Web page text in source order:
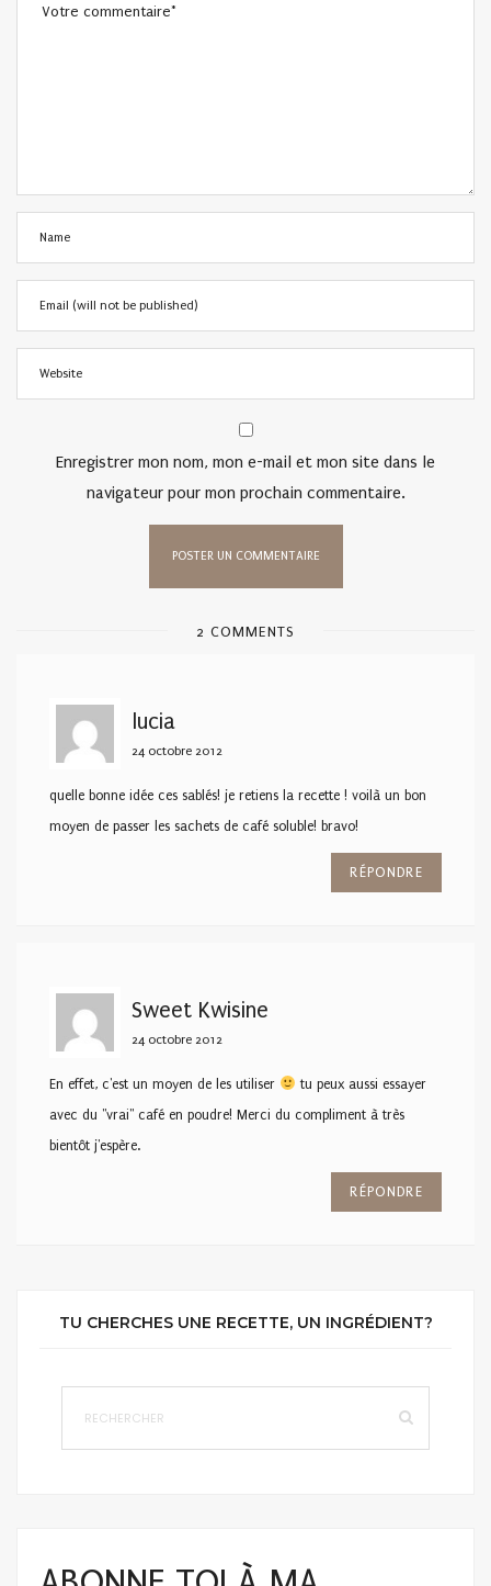
Enregistrer mon nom, mon e-mail et mon site dans le
navigateur pour mon prochain commentaire.
2 COMMENTS
lucia
24 octobre 2012
quelle bonne idée ces sablés! je retiens la recette ! voilà un bon
moyen de passer les sachets de café soluble! bravo!
RÉPONDRE
Sweet Kwisine
24 octobre 2012
En effet, c'est un moyen de les utiliser
tu peux aussi essayer
avec du "vrai" café en poudre! Merci du compliment à très
bientôt j'espère.
RÉPONDRE
TU CHERCHES UNE RECETTE, UN INGRÉDIENT?